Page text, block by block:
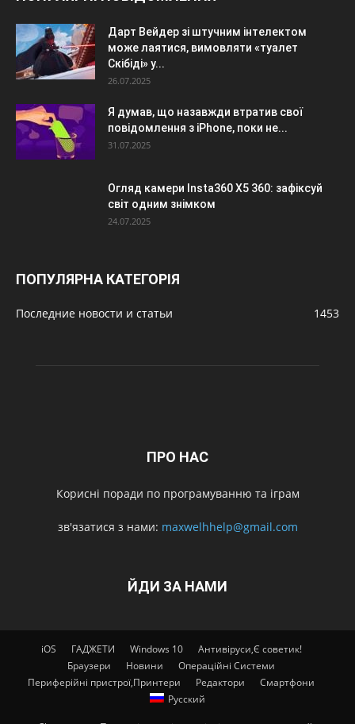
Дарт Вейдер зі штучним інтелектом
може лаятися, вимовляти «туалет
Скібіді» у...
26.07.2025
Я думав, що назавжди втратив свої
повідомлення з iPhone, поки не...
31.07.2025
Огляд камери Insta360 X5 360: зафіксуй
світ одним знімком
24.07.2025
ПОПУЛЯРНА КАТЕГОРІЯ
Последние новости и статьи 1453
ПРО НАС
Корисні поради по програмуванню та іграм
зв'язатися з нами: maxwelhhelp@gmail.com
ЙДИ ЗА НАМИ
iOS ГАДЖЕТИ Windows 10
Антивіруси,Є советик!
Браузери
Новини
Операційні Системи
Периферійні пристрої,Принтери
Редактори
Смартфони
Русский